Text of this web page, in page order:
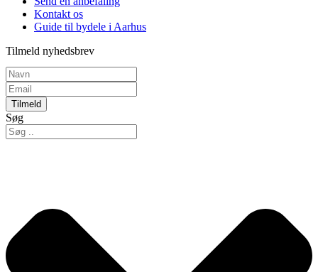
Kontakt os
Guide til bydele i Aarhus
Tilmeld nyhedsbrev
Tilmeld
Søg